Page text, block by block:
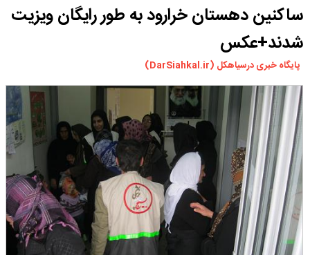
ورزشی
ساکنین دهستان خرارود به طور رایگان ویزیت
شدند+عکس
پایگاه خبری درسیاهکل (DarSiahkal.ir)